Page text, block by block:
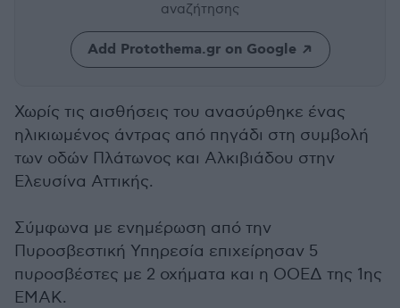
αναζήτησης
Add Protothema.gr on Google
Χωρίς τις αισθήσεις του ανασύρθηκε ένας
ηλικιωμένος άντρας από πηγάδι στη συμβολή
των οδών Πλάτωνος και Αλκιβιάδου στην
Ελευσίνα Αττικής.
Σύμφωνα με ενημέρωση από την
Πυροσβεστική Υπηρεσία επιχείρησαν 5
πυροσβέστες με 2 οχήματα και η ΟΟΕΔ της 1ης
ΕΜΑΚ.